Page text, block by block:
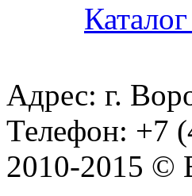
Адрес: г.
Телефон: +7
2010-2015 ©